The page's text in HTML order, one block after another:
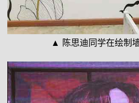
▲ 陈思迪同学在绘制